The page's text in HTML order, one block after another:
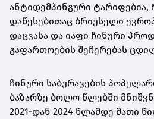
ანტიდემპინგური
დაწესებითაც ბრიუსელი
დაცვასა და იაფი ჩინური
გაფართოების შეჩერებას
ჩინური საბურავების
ბაზარზე ბოლო წლებში
2021-დან 2024 წლამდე მათი